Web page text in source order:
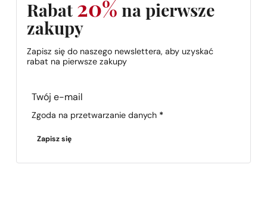
Rabat 20% na pierwsze
zakupy
Zapisz się do naszego newslettera, aby uzyskać
rabat na pierwsze zakupy
Section
Zgoda na przetwarzanie danych *
Zapisz się